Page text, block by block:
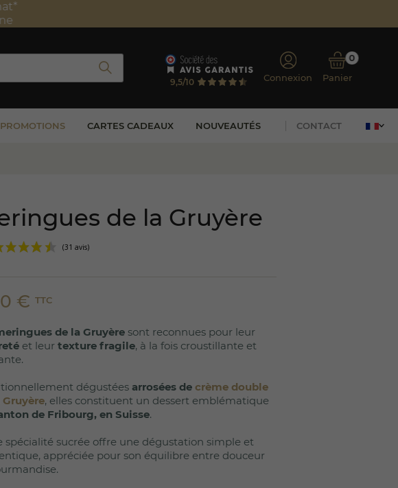
9,5/10 Connexion Panier
0
PROMOTIONS CARTES CADEAUX NOUVEAUTÉS CONTACT
de la Gruyère
€ TTC
de la Gruyère sont reconnues pour leur
et leur texture fragile, à la fois croustillante et
dégustées arrosées de crème double
Gruyère, elles constituent un dessert emblématique
de Fribourg, en Suisse.
spécialité sucrée offre une dégustation simple et
appréciée pour son équilibre entre douceur